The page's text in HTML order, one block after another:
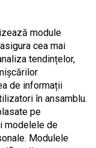
module
cea mai
tendințelor,
de informații
în ansamblu.
pe
modelele de
Modulele